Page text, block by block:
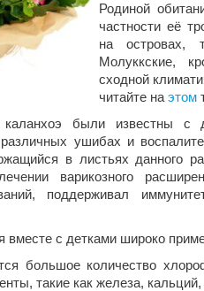
Родиной
частности её
на островах,
Молуккские,
сходной
читайте на этом
каланхоэ были известны с
различных ушибах и
в листьях данного
варикозного
поддерживал
вместе с детками широко
большое количество
такие как железа,